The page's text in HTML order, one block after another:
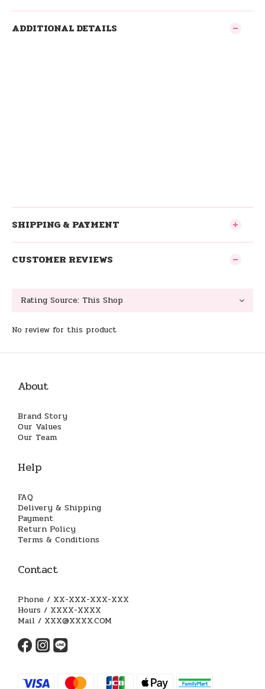
ADDITIONAL DETAILS
SHIPPING & PAYMENT
CUSTOMER REVIEWS
No review for this product
About
Brand Story
Our Values
Our Team
Help
FAQ
Delivery & Shipping
Payment
Return Policy
Terms & Conditions
Contact
Phone / XX-XXX-XXX-XXX
Hours / XXXX-XXXX
Mail / XXX@XXXX.COM